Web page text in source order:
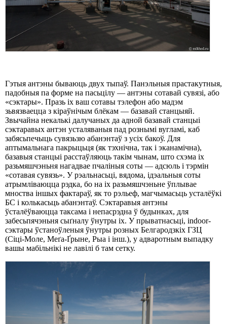
Гэтыя антэны бываюць двух тыпаў. Панэльныя прастакутныя,
падобныя па форме на пасьцілу — антэны сотавай сувязі, або
«сэктары». Празь іх ваш сотавы тэлефон або мадэм
зьвязваецца з кіраўнічым блёкам — базавай станцыяй.
Звычайна некалькі далучаных да адной базавай станцыі
сэктаравых антэн усталяваныя пад рознымі вугламі, каб
забясьпечыць сувязьзю абанэнтаў з усіх бакоў. Для
аптымальнага пакрыцьця (як тэхнічна, так і эканамічна),
базавыя станцыі расстаўляюць такім чынам, што схэма іх
разьмяшчэньня нагадвае пчаліныя соты — адсюль і тэрмін
«сотавая сувязь». У рэальнасьці, вядома, ідэальныя соты
атрымліваюцца рэдка, бо на іх разьмяшчэньне ўплывае
мноства іншых фактараў, як то рэльеф, магчымасьць усталёўкі
БС і колькасьць абанэнтаў. Сэктаравыя антэны
ўсталёўваюцца таксама і непасрэдна ў будынках, для
забесьпячэньня сыґналу ўнутры іх. У прыватнасьці, indoor-
сэктары ўстаноўленыя ўнутры розных Белгародзкіх ГЗЦ
(Сіці-Моле, Меґа-Ґрыне, Рыа і інш.), у адваротным выпадку
вашы мабільнікі не лавiлi б там сетку.